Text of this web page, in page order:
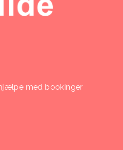
med bookinger